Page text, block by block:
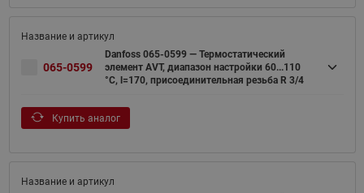
065-0599
Danfoss 065-0599 — Термостатический
элемент AVT, диапазон настройки 60...110
°С, l=170, присоединительная резьба R 3/4
Купить аналог